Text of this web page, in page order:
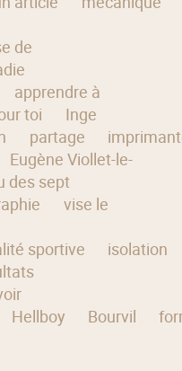
de
apprendre à
toi
Inge
partage
Eugène Viollet-le-
des sept
vise le
sportive
isolation
Hellboy Bourvil